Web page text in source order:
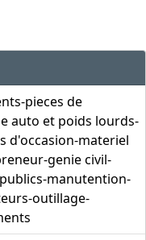
pieces de
auto et poids lourds-
d'occasion-materiel
genie civil-
manutention-
outillage-